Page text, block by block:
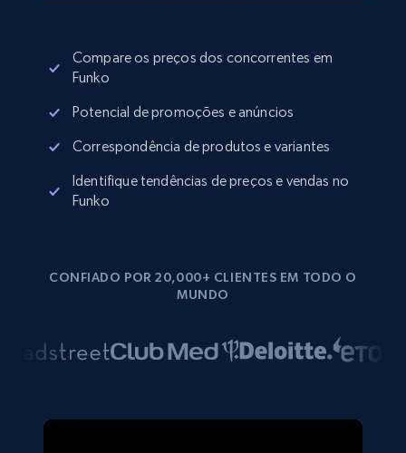
Compare os preços dos concorrentes em
Funko
Potencial de promoções e anúncios
Correspondência de produtos e variantes
Identifique tendências de preços e vendas no
Funko
CONFIADO POR 20,000+ CLIENTES EM TODO O
MUNDO